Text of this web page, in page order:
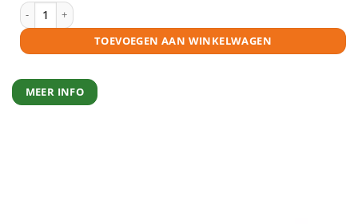
HP 305A (CE413A) toner magenta huismerk aantal
TOEVOEGEN AAN WINKELWAGEN
MEER INFO